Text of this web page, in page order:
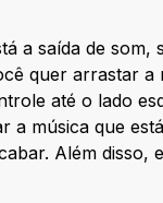
a saída de
quer arrastar
até o lado
a música que
Além